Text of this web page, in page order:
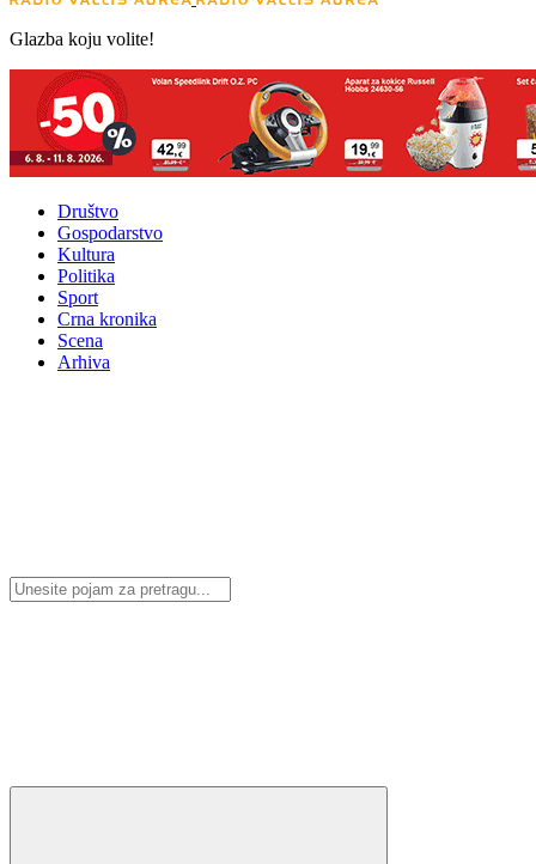
Glazba koju volite!
Društvo
Gospodarstvo
Kultura
Politika
Sport
Crna kronika
Scena
Arhiva